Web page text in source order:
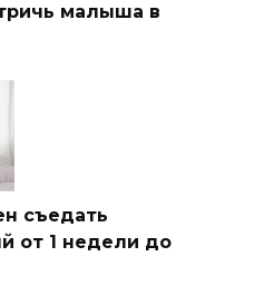
малыша в
съедать
от 1 недели до